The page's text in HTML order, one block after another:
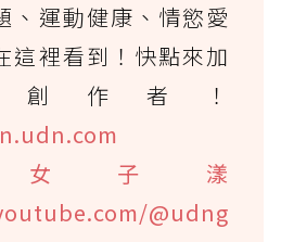
、運動健康、情慾愛
這裡看到！快點來加
作者！
女子漾
@udng